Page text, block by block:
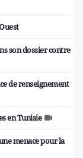
son dossier contre
de renseignement
en Tunisie
menace pour la